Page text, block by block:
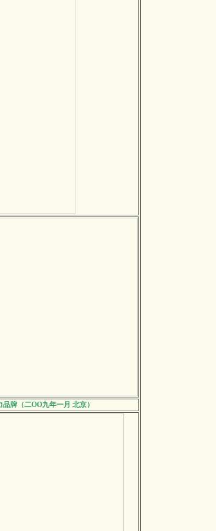
牌（二OO九年一月 北京）